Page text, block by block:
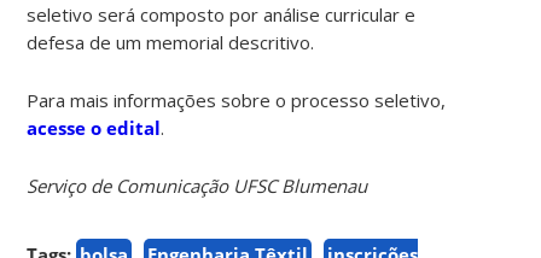
seletivo será composto por análise curricular e
defesa de um memorial descritivo.
Para mais informações sobre o processo seletivo,
acesse o edital.
Serviço de Comunicação UFSC Blumenau